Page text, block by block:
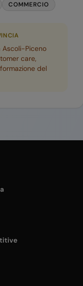
COMMERCIO
Ascoli-Piceno
care,
del